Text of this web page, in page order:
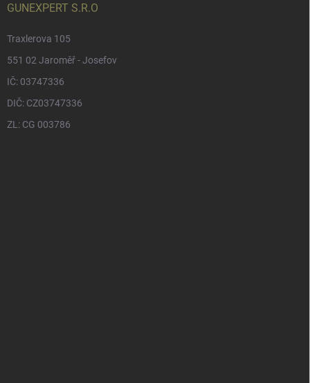
GUNEXPERT S.R.O
Traxlerova 105
551 02 Jaroměř - Josefov
IČ: 03747336
DIČ: CZ03747336
ZL: CG 003786